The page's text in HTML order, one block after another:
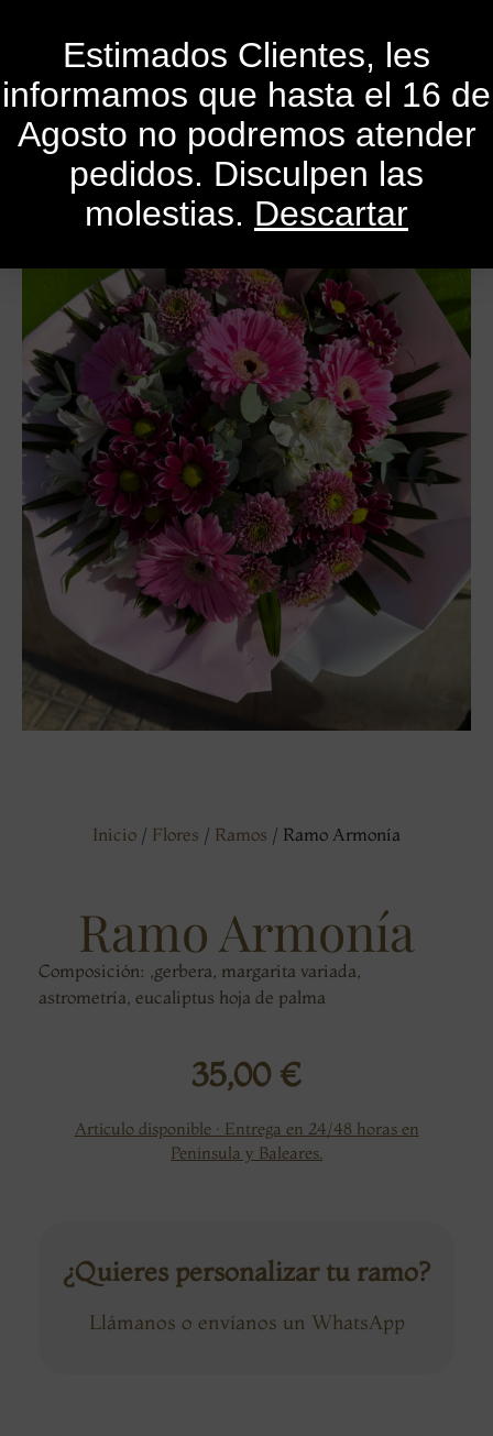
Estimados Clientes, les
informamos que hasta el 16 de
Agosto no podremos atender
pedidos. Disculpen las
molestias. Descartar
Inicio / Flores / Ramos / Ramo Armonía
Ramo Armonía
Composición: ,gerbera, margarita variada,
astrometría, eucaliptus hoja de palma
35,00 €
Artículo disponible · Entrega en 24/48 horas en
Península y Baleares.
¿Quieres personalizar tu ramo?
Llámanos o envíanos un WhatsApp